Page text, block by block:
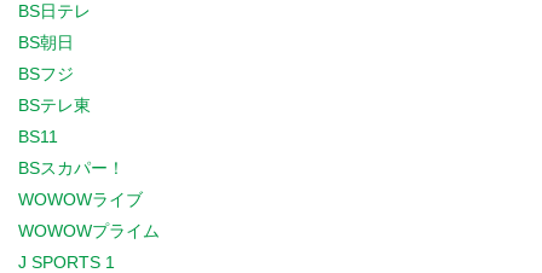
BS日テレ
BS朝日
BSフジ
BSテレ東
BS11
BSスカパー！
WOWOWライブ
WOWOWプライム
J SPORTS 1